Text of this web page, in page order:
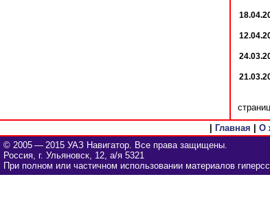
Главная О
© 2005 — 2015 УАЗ Навигатор. Все права защищены.
Россия, г. Ульяновск, 12, а/я 5321
При полном или частичном использовании материалов